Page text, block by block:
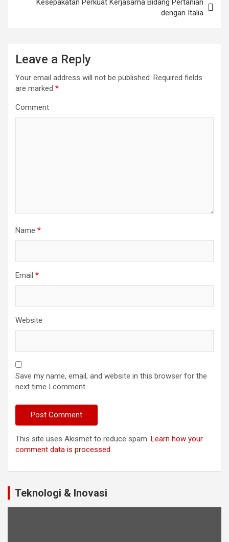
Kesepakatan Perkuat Kerjasama Bidang Pertanian
dengan Italia
Leave a Reply
Your email address will not be published. Required fields
are marked *
Comment
Name *
Email *
Website
Save my name, email, and website in this browser for the
next time I comment.
This site uses Akismet to reduce spam. Learn how your
comment data is processed.
Teknologi & Inovasi